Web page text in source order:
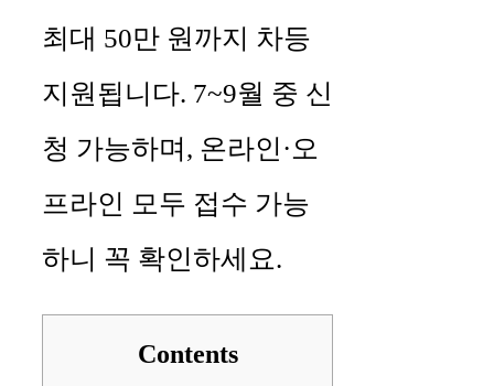
최대 50만 원까지 차등
지원됩니다. 7~9월 중 신
청 가능하며, 온라인·오
프라인 모두 접수 가능
하니 꼭 확인하세요.
Contents